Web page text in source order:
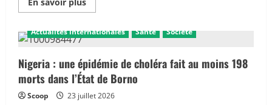
En savoir plus
savoir
L’UJRM
journalistique
:
neuf
reporters
et
Actualités internationales Santé Société
Nigeria : une épidémie de choléra fait au moins 198
morts dans l’État de Borno
Scoop 23 juillet 2026